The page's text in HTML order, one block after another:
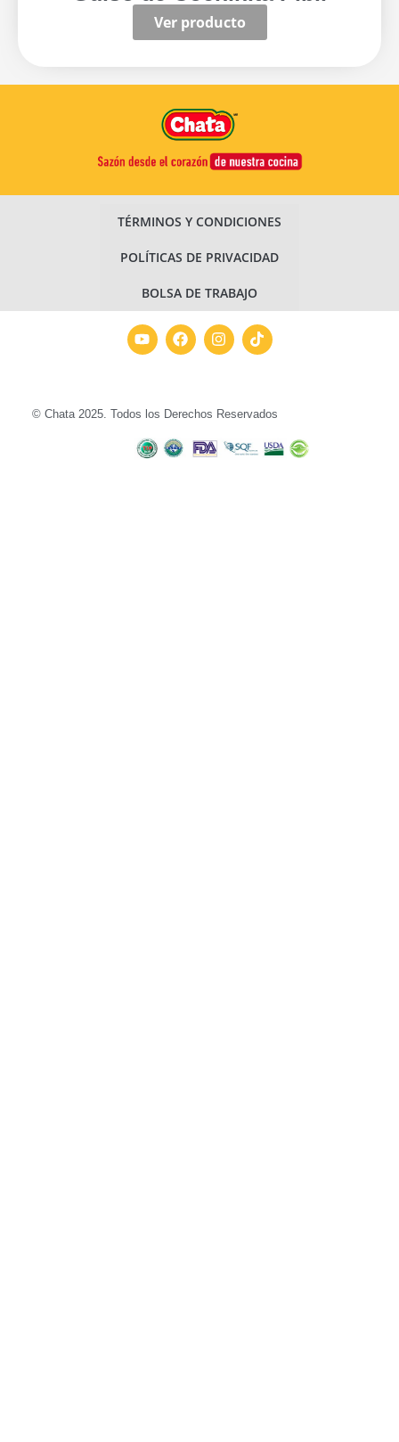
Ver producto
TÉRMINOS Y CONDICIONES
POLÍTICAS DE PRIVACIDAD
BOLSA DE TRABAJO
© Chata 2025. Todos los Derechos Reservados